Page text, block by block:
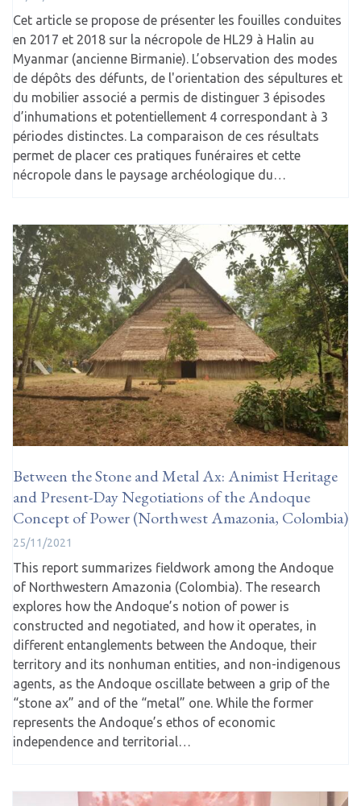
Cet article se propose de présenter les fouilles conduites
en 2017 et 2018 sur la nécropole de HL29 à Halin au
Myanmar (ancienne Birmanie). L’observation des modes
de dépôts des défunts, de l'orientation des sépultures et
du mobilier associé a permis de distinguer 3 épisodes
d’inhumations et potentiellement 4 correspondant à 3
périodes distinctes. La comparaison de ces résultats
permet de placer ces pratiques funéraires et cette
nécropole dans le paysage archéologique du…
Between the Stone and Metal Ax: Animist Heritage
and Present-Day Negotiations of the Andoque
Concept of Power (Northwest Amazonia, Colombia)
25/11/2021
This report summarizes fieldwork among the Andoque
of Northwestern Amazonia (Colombia). The research
explores how the Andoque’s notion of power is
constructed and negotiated, and how it operates, in
different entanglements between the Andoque, their
territory and its nonhuman entities, and non-indigenous
agents, as the Andoque oscillate between a grip of the
“stone ax” and of the “metal” one. While the former
represents the Andoque’s ethos of economic
independence and territorial…